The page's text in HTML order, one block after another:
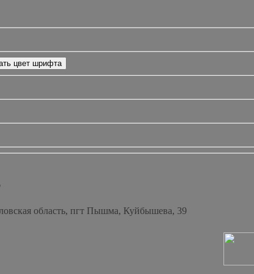
область, пгт Пышма, Куйбышева, 39